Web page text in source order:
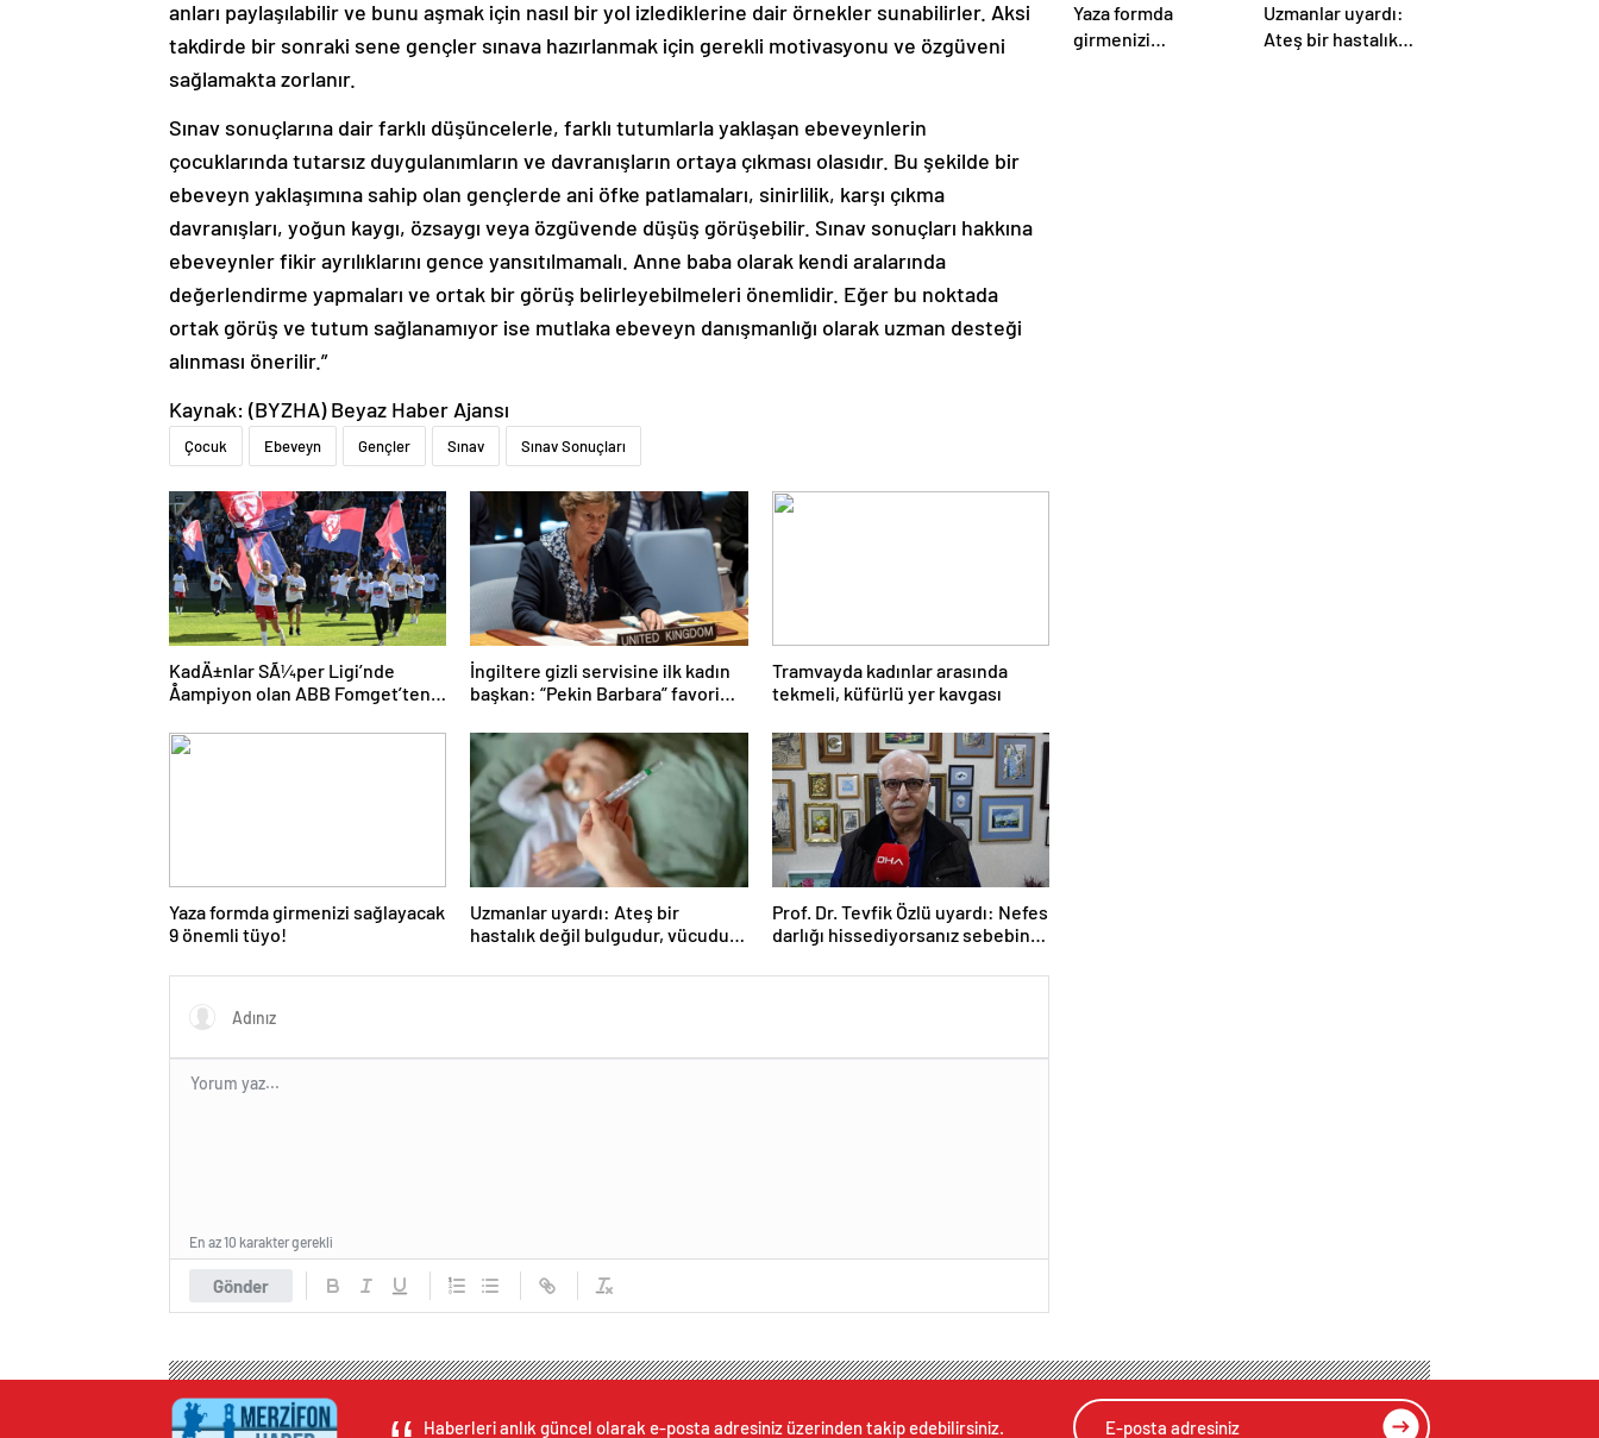
anları paylaşılabilir ve bunu aşmak için nasıl bir yol izlediklerine dair örnekler sunabilirler. Aksi
takdirde bir sonraki sene gençler sınava hazırlanmak için gerekli motivasyonu ve özgüveni
sağlamakta zorlanır.
Sınav sonuçlarına dair farklı düşüncelerle, farklı tutumlarla yaklaşan ebeveynlerin
çocuklarında tutarsız duygulanımların ve davranışların ortaya çıkması olasıdır. Bu şekilde bir
ebeveyn yaklaşımına sahip olan gençlerde ani öfke patlamaları, sinirlilik, karşı çıkma
davranışları, yoğun kaygı, özsaygı veya özgüvende düşüş görüşebilir. Sınav sonuçları hakkına
ebeveynler fikir ayrılıklarını gence yansıtılmamalı. Anne baba olarak kendi aralarında
değerlendirme yapmaları ve ortak bir görüş belirleyebilmeleri önemlidir. Eğer bu noktada
ortak görüş ve tutum sağlanamıyor ise mutlaka ebeveyn danışmanlığı olarak uzman desteği
alınması önerilir.”
Kaynak: (BYZHA) Beyaz Haber Ajansı
Çocuk Ebeveyn Gençler Sınav Sınav Sonuçları
KadÄ±nlar SÃ¼per Ligi’nde
Åampiyon olan ABB Fomget’ten
İngiltere gizli servisine ilk kadın
başkan: “Pekin Barbara” favori
Tramvayda kadınlar arasında
tekmeli, küfürlü yer kavgası
Yaza formda girmenizi sağlayacak
9 önemli tüyo!
Uzmanlar uyardı: Ateş bir
hastalık değil bulgudur, vücudun
Prof. Dr. Tevfik Özlü uyardı: Nefes
darlığı hissediyorsanız sebebini
Gönder
En az 10 karakter gerekli
Yaza formda
girmenizi
Uzmanlar uyardı:
Ateş bir hastalık
Haberleri anlık güncel olarak e-posta adresiniz üzerinden takip edebilirsiniz.